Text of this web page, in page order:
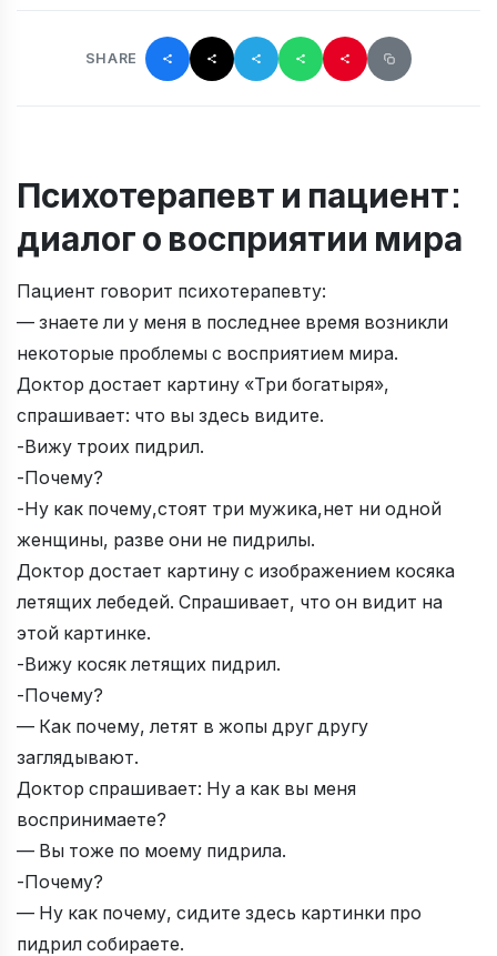
SHARE
Психотерапевт и пациент:
диалог о восприятии мира
Пациент говорит психотерапевту:
— знаете ли у меня в последнее время возникли
некоторые проблемы с восприятием мира.
Доктор достает картину «Три богатыря»,
спрашивает: что вы здесь видите.
-Вижу троих пидрил.
-Почему?
-Ну как почему,стоят три мужика,нет ни одной
женщины, разве они не пидрилы.
Доктор достает картину с изображением косяка
летящих лебедей. Спрашивает, что он видит на
этой картинке.
-Вижу косяк летящих пидрил.
-Почему?
— Как почему, летят в жопы друг другу
заглядывают.
Доктор спрашивает: Ну а как вы меня
воспринимаете?
— Вы тоже по моему пидрила.
-Почему?
— Ну как почему, сидите здесь картинки про
пидрил собираете.